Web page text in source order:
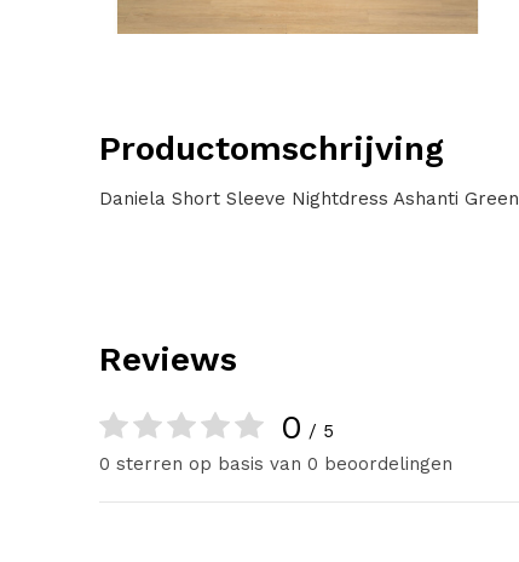
Productomschrijving
Daniela Short Sleeve Nightdress Ashanti Green
Reviews
0 / 5
0 sterren op basis van 0 beoordelingen